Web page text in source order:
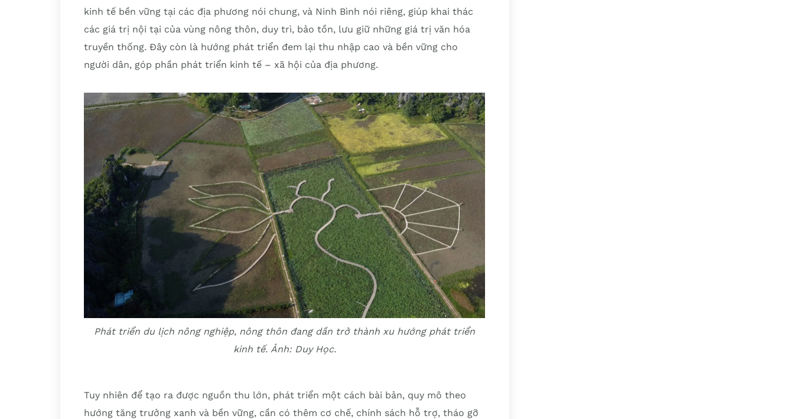
kinh tế bền vững tại các địa phương nói chung, và Ninh Bình nói riêng, giúp khai thác
các giá trị nội tại của vùng nông thôn, duy trì, bảo tồn, lưu giữ những giá trị văn hóa
truyền thống. Đây còn là hướng phát triển đem lại thu nhập cao và bền vững cho
người dân, góp phần phát triển kinh tế – xã hội của địa phương.
Phát triển du lịch nông nghiệp, nông thôn đang dần trở thành xu hướng phát triển
kinh tế. Ảnh: Duy Học.
Tuy nhiên để tạo ra được nguồn thu lớn, phát triển một cách bài bản, quy mô theo
hướng tăng trưởng xanh và bền vững, cần có thêm cơ chế, chính sách hỗ trợ, tháo gỡ